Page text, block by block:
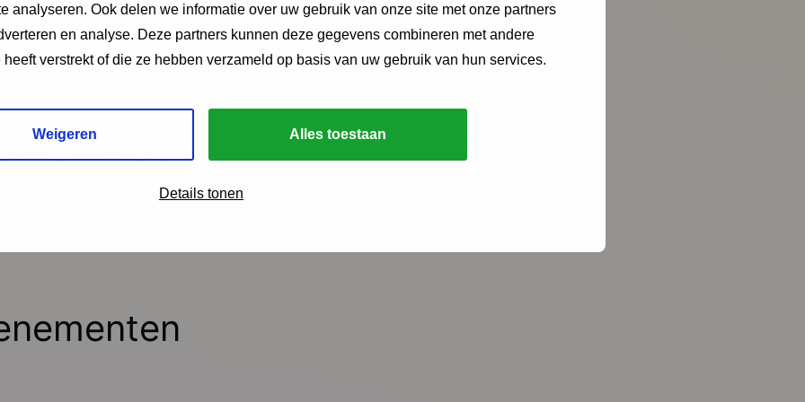
analyseren. Ook delen we informatie over uw gebruik van onze site met onze partners
en analyse. Deze partners kunnen deze gegevens combineren met andere
verstrekt of die ze hebben verzameld op basis van uw gebruik van hun services.
Weigeren Alles toestaan
Details tonen
Early Life Stress , chronische stress tijdens het hele opgroeien.
College kan
. Mocht je onverhoopt toch niet aanwezig kunnen zijn,
NCJ-adviseurEllen-Joan Wessels.